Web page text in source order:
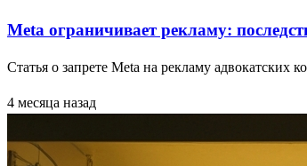
Meta ограничивает рекламу:
Статья о запрете Meta на рекламу адвокатских
4 месяца назад